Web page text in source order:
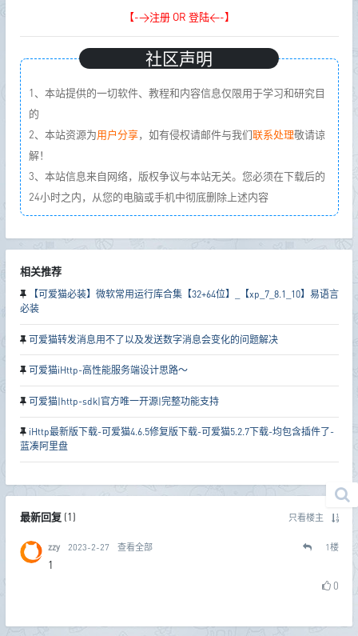
【->注册 OR 登陆<-】
社区声明
1、本站提供的一切软件、教程和内容信息仅限用于学习和研究目
的
2、本站资源为用户分享，如有侵权请邮件与我们联系处理敬请谅
解！
3、本站信息来自网络，版权争议与本站无关。您必须在下载后的
24小时之内，从您的电脑或手机中彻底删除上述内容
相关推荐
【可爱猫必装】微软常用运行库合集【32+64位】_【xp_7_8.1_10】易语言
必装
可爱猫转发消息用不了以及发送数字消息会变化的问题解决
可爱猫iHttp-高性能服务端设计思路～
可爱猫|http-sdk|官方唯一开源|完整功能支持
iHttp最新版下载-可爱猫4.6.5修复版下载-可爱猫5.2.7下载-均包含插件了-
蓝凑阿里盘
最新回复(1) 只看楼主
zzy 2023-2-27 查看全部 1楼
1
0